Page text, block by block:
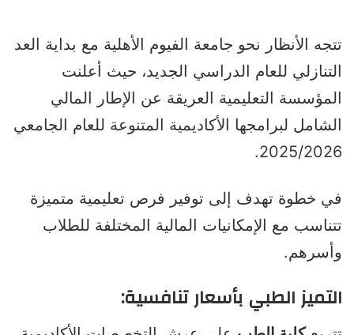
تتجه الأنظار نحو جامعة الفيوم الأهلية مع بداية العد
التنازلي للعام الدراسي الجديد، حيث أعلنت
المؤسسة التعليمية العريقة عن الإطار المالي
الشامل لبرامجها الأكاديمية المتنوعة للعام الجامعي
2025/2026.
في خطوة تهدف إلى توفير فرص تعليمية متميزة
تتناسب مع الإمكانيات المالية المختلفة للطلاب
وأسرهم.
التميز الطبي بأسعار تنافسية: